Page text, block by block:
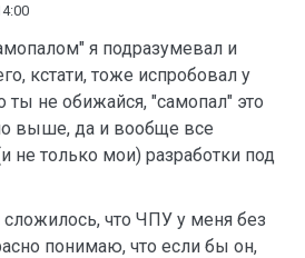
я подразумевал и
кстати, тоже испробовал у
ты не обижайся, "самопал" это
выше, да и вообще все
не только мои) разработки под
сложилось, что ЧПУ у меня без
понимаю, что если бы он,